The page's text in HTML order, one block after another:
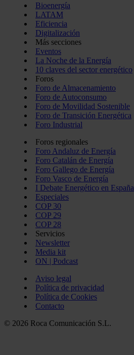
Bioenergía
LATAM
Eficiencia
Digitalización
Más secciones
Eventos
La Noche de la Energía
10 claves del sector energético
Foros
Foro de Almacenamiento
Foro de Autoconsumo
Foro de Movilidad Sostenible
Foro de Transición Energética
Foro Industrial
Foros regionales
Foro Andaluz de Energía
Foro Catalán de Energía
Foro Gallego de Energía
Foro Vasco de Energía
I Debate Energético en España
Especiales
COP 30
COP 29
COP 28
Servicios
Newsletter
Media kit
ON | Podcast
Aviso legal
Política de privacidad
Política de Cookies
Contacto
© 2026 Roca Comunicación S.L.